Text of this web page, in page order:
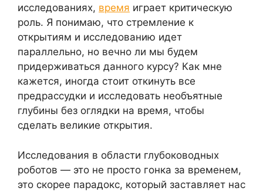
исследованиях, время играет критическую
роль. Я понимаю, что стремление к
открытиям и исследованию идет
параллельно, но вечно ли мы будем
придерживаться данного курсу? Как мне
кажется, иногда стоит откинуть все
предрассудки и исследовать необъятные
глубины без оглядки на время, чтобы
сделать великие открытия.
Исследования в области глубоководных
роботов — это не просто гонка за временем,
это скорее парадокс, который заставляет нас